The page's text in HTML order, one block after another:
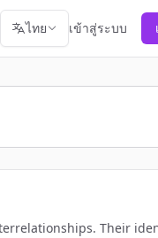
ไทย เข้าสู่ระบบ
Their